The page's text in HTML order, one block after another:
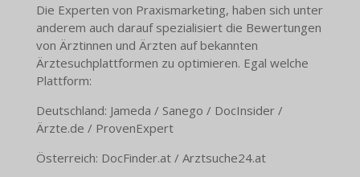
Die Experten von Praxismarketing, haben sich unter
anderem auch darauf spezialisiert die Bewertungen
von Ärztinnen und Ärzten auf bekannten
Ärztesuchplattformen zu optimieren. Egal welche
Plattform:
Deutschland: Jameda / Sanego / DocInsider /
Ärzte.de / ProvenExpert
Österreich: DocFinder.at / Arztsuche24.at